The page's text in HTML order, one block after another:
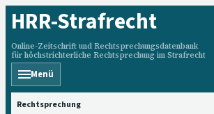
HRR-Strafrecht
Online-Zeitschrift und Rechtsprechungsdatenbank
für höchstrichterliche Rechtsprechung im Strafrecht
Menü
HRRS durchsuchen